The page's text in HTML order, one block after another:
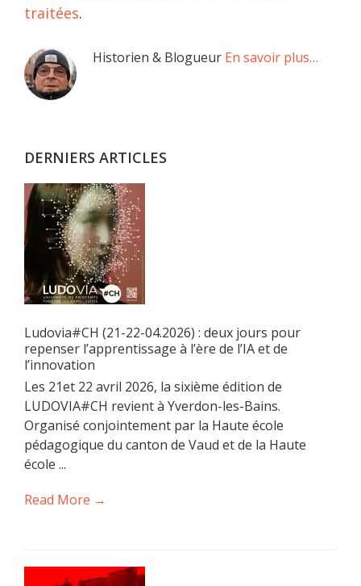
traitées.
Barre
latérale
Historien & Blogueur En savoir plus…
DERNIERS ARTICLES
Ludovia#CH (21-22-04.2026) : deux jours pour
repenser l’apprentissage à l’ère de l’IA et de
l’innovation
Les 21et 22 avril 2026, la sixième édition de
LUDOVIA#CH revient à Yverdon-les-Bains.
Organisé conjointement par la Haute école
pédagogique du canton de Vaud et de la Haute
école ...
Read More →